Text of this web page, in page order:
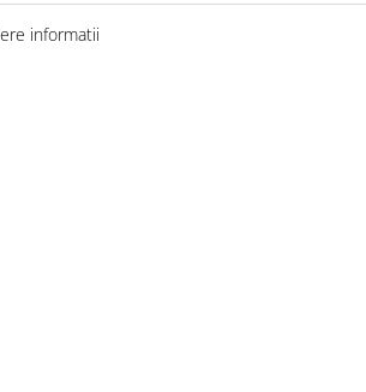
informatii